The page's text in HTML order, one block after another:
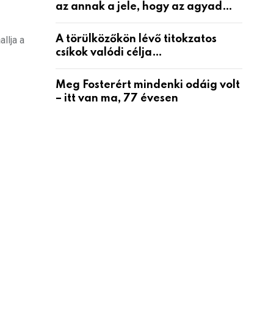
a
az annak a jele, hogy az agyad…
A törülközőkön lévő titokzatos
csíkok valódi célja…
Meg Fosterért mindenki odáig volt
– itt van ma, 77 évesen